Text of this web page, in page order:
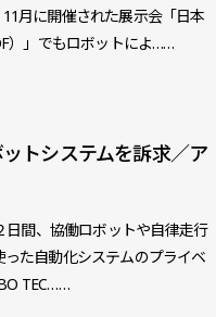
月に開催された展示会「日本
）」でもロボットによ……
トシステムを訴求／ア
間、協働ロボットや自律走行
た自動化システムのプライベ
TEC……